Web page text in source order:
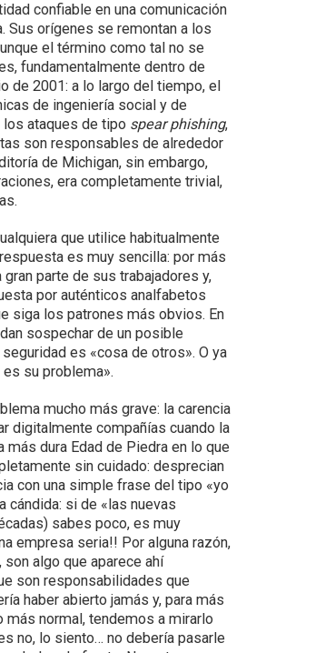
confiable en una comunicación
Sus orígenes se remontan a los
el término como tal no se
fundamentalmente dentro de
de 2001: a lo largo del tiempo, el
de ingeniería social y de
los ataques de tipo spear phishing,
son responsables de alrededor
de Michigan, sin embargo,
era completamente trivial,
que utilice habitualmente
es muy sencilla: por más
parte de sus trabajadores y,
por auténticos analfabetos
siga los patrones más obvios. En
sospechar de un posible
es «cosa de otros». O ya
su problema».
mucho más grave: la carencia
digitalmente compañías cuando la
dura Edad de Piedra en lo que
sin cuidado: desprecian
con una simple frase del tipo «yo
cándida: si de «las nuevas
sabes poco, es muy
empresa seria!! Por alguna razón,
algo que aparece ahí
son responsabilidades que
haber abierto jamás y, para más
más normal, tendemos a mirarlo
no, lo siento… no debería pasarle